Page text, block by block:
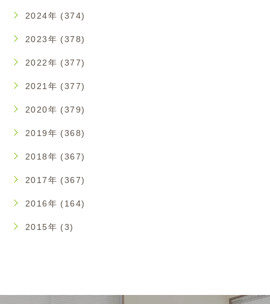
2024年 (374)
2023年 (378)
2022年 (377)
2021年 (377)
2020年 (379)
2019年 (368)
2018年 (367)
2017年 (367)
2016年 (164)
2015年 (3)